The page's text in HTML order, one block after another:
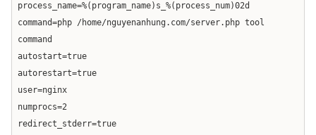
process_name=%(program_name)s_%(process_num)02d
command=php /home/nguyenanhung.com/server.php tool
command
autostart=true
autorestart=true
user=nginx
numprocs=2
redirect_stderr=true